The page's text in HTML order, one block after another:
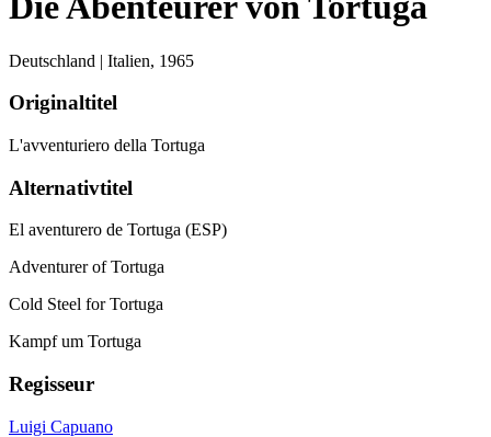
Deutschland | Italien, 1965
Originaltitel
L'avventuriero della Tortuga
Alternativtitel
El aventurero de Tortuga (ESP)
Adventurer of Tortuga
Cold Steel for Tortuga
Kampf um Tortuga
Regisseur
Luigi Capuano